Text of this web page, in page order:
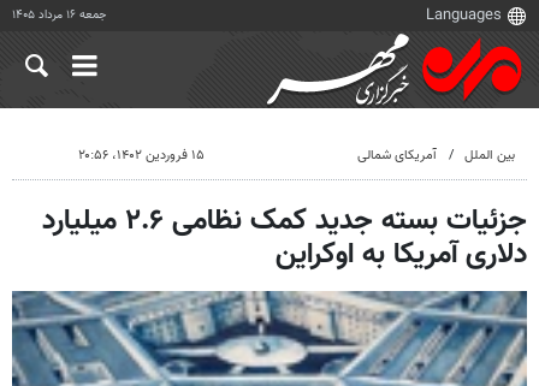
جمعه ۱۶ مرداد ۱۴۰۵
بین الملل آمریکای شمالی ۱۵ فروردین ۱۴۰۲، ۲۰:۵۶
جزئیات بسته جدید کمک نظامی ۲.۶ میلیارد
دلاری آمریکا به اوکراین